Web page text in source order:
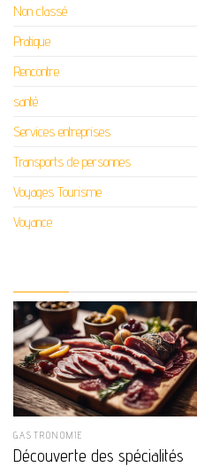
Non classé
Pratique
Rencontre
santé
Services entreprises
Transports de personnes
Voyages Tourisme
Voyance
GASTRONOMIE
Découverte des spécialités